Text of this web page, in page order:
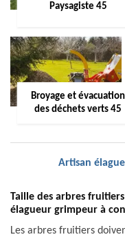
Paysagiste 45
Broyage et évacuation
des déchets verts 45
Artisan
Taille des arbres
élagueur grimpeur à
Les arbres fruitiers